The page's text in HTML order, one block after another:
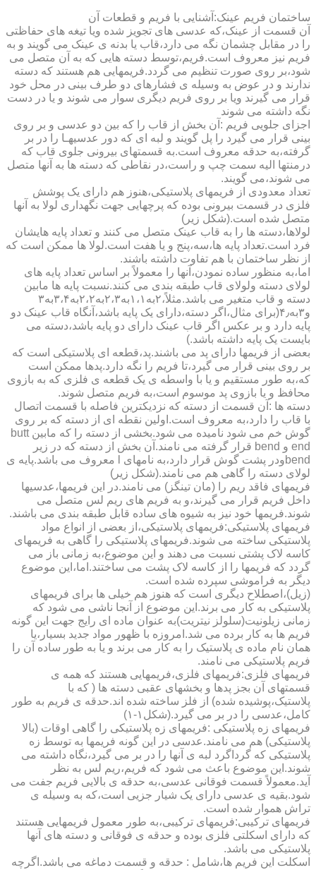
ساختمان فریم عینک:آشنایی با فریم و قطعات آن
آن قسمت از عینک،که عدسی های تجویز شده ویا تیغه های حفاظتی
را در مقابل چشمان نگه می دارد،قاب یا بدنه ی عینک می گویند و به
فریم نیز معروف است.فریم،توسط دسته هایی که به آن متصل می
شود،بر روی صورت تنظیم می گردد.فریمهایی هم هستند که دسته
ندارند و در عوض به وسیله ی فشارهای دو طرف بینی در محل خود
قرار می گیرند ویا بر روی فریم دیگری سوار می شوند و یا در دست
نگه داشته می شوند
اجزای جلویی فریم :آن بخش از قاب را که بین دو عدسی و بر روی
بینی قرار می گیرد را پل گویند و لبه ای که دور عدسیهـا را در بر
گرفته،به حدقه معروف است.به قسمتهای بیرونی جلوی قاب که
درمنتها الیه سمت چپ و راست،در نقاطی که دسته ها به آنها متصل
می شوند،می گویند.
تعداد معدودی از فریمهای پلاستیکی،هنوز هم دارای یک پوشش
فلزی در قسمت بیرونی بوده که پرچهایی جهت نگهداری لولا به آنها
متصل شده است.(شکل زیر)
لولاها،دسته ها را به قاب عینک متصل می کنند و تعداد پایه هایشان
فرد است.تعداد پایه ها،سه،پنج و یا هفت است.لولا ها ممکن است که
از نظر ساختمان با هم تفاوت داشته باشند.
اما،به منظور ساده نمودن،آنها را معمولاً بر اساس تعداد پایه های
لولای دسته ولولای قاب طبقه بندی می کنند.نسبت پایه ها مابین
دسته و قاب متغیر می باشد.مثلاً،۲به۱،۱به۲،۳به۲،۲به۳،۴به۳
و۳به۴٫(برای مثال،اگر دسته،دارای یک پایه باشد،آنگاه قاب عینک دو
پایه دارد و بر عکس اگر قاب عینک دارای دو پایه باشد،دسته می
بایست یک پایه داشته باشد.)
بعضی از فریمها دارای پد می باشند.پد،قطعه ای پلاستیکی است که
بر روی بینی قرار می گیرد،تا فریم را نگه دارد.پدها ممکن است
که،به طور مستقیم و یا با واسطه ی یک قطعه ی فلزی که به بازوی
محافظ و یا بازوی پد موسوم است،به فریم متصل شوند.
دسته ها :آن قسمت از دسته که نزدیکترین فاصله با قسمت اتصال
با قاب را دارد،به معروف است.اولین نقطه ای از دسته که بر روی
گوش خم می شود نامیده می شود.بخشی از دسته را که مابین butt
end و bend قرار گرفته می نامند.آن بخش از دسته که در زیر
bendودر پشت گوش قرار دارد،به نامهای l معروف می باشد.پایه ی
لولای دسته را گاهی هم می نامند.(شکل زیر)
فریمهای فاقد ریم را (مان تینگز) می نامند.در این فریمها،عدسیها
داخل فریم قرار می گیرند،و به فریم های ریم لس متصل می
شوند.فریمها خود نیز به شیوه های ساده قابل طبقه بندی می باشند.
فریمهای پلاستیکی:فریمهای پلاستیکی،از بعضی از انواع مواد
پلاستیکی ساخته می شوند.فریمهای پلاستیکی را گاهی به فریمهای
کاسه لاک پشتی نسبت می دهند و این موضوع،به زمانی باز می
گردد که فریمها را از کاسه لاک پشت می ساختند.اما،این موضوع
دیگر به فراموشی سپرده شده است.
(زیل)،اصطلاح دیگری است که هنوز هم خیلی ها برای فریمهای
پلاستیکی به کار می برند.این موضوع از آنجا ناشی می شود که
زمانی زیلونیت(سلولز نیتریت)به عنوان ماده ای رایج جهت این گونه
فریم ها به کار برده می شد.امروزه با ظهور مواد جدید بسیار،یا
همان نام ماده ی پلاستیک را به کار می برند و یا به طور ساده آن را
فریم پلاستیکی می نامند.
فریمهای فلزی:فریمهای فلزی،فریمهایی هستند که همه ی
قسمتهای آن بجز پدها و بخشهای عقبی دسته ها ( که با
پلاستیک،پوشیده شده) از فلز ساخته شده اند.حدقه ی فریم به طور
کامل،عدسی را در بر می گیرد.(شکل۱-۱)
فریمهای زه پلاستیکی :فریمهای زه پلاستیکی را گاهی اوقات (بالا
پلاستیکی) هم می نامند.عدسی در این گونه فریمها به توسط زه
پلاستیکی که گرداگرد لبه ی آنها را در بر می گیرد،نگاه داشته می
شوند.این موضوع باعث می شود که فریم،ریم لس به نظر
آید.معمولاً قسمت فوقانی عدسی،به حدقه ی بالایی فریم جفت می
شود.بقیه ی عدسی دارای یک شیار جزیی است،که به وسیله ی
تراش هموار شده است.
فریمهای ترکیبی:فریمهای ترکیبی،به طور معمول فریمهایی هستند
که دارای اسکلتی فلزی بوده و حدقه ی فوقانی و دسته های آنها
پلاستیکی می باشد.
اسکلت این فریم ها،شامل : حدقه و قسمت دماغه می باشد.اگرچه